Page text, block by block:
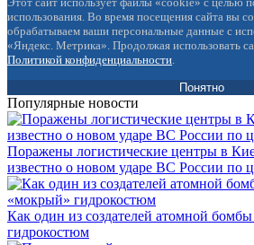
использования. Во время посещения сайта вы
обрабатываем ваши персональные данные с
«Яндекс. Метрика». Продолжая использовать
Политикой конфиденциальности.
Понятно
Популярные новости
Поражены логистические центры в
известно о новом ударе ВС России по
Как один из создателей атомной
гидрокостюм